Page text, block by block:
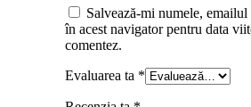
Salvează-mi numele,
în acest navigator pentru data
comentez.
Evaluarea ta *